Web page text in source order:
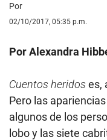
Por
02/10/2017, 05:35 p.m.
Por Alexandra
Cuentos heridos es,
Pero las
algunos de los
lobo y las siete